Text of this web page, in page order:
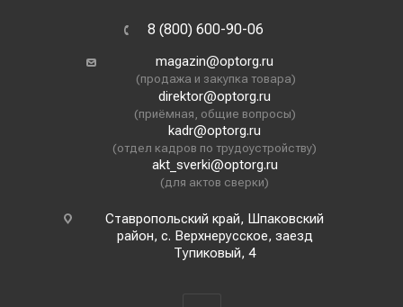
8 (800) 600-90-06
magazin@optorg.ru
(продажа и закупка товара)
direktor@optorg.ru
(приёмная, общие вопросы)
kadr@optorg.ru
(отдел кадров по трудоустройству)
akt_sverki@optorg.ru
(для актов сверки)
Ставропольский край, Шпаковский
район, с. Верхнерусское, заезд
Тупиковый, 4